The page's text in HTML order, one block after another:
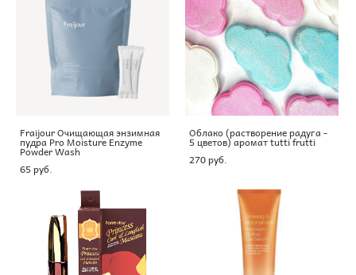
Fraijour Очищающая энзимная
пудра Pro Moisture Enzyme
Powder Wash
65 pуб.
Облако (растворение радуга -
5 цветов) аромат tutti frutti
270 pуб.